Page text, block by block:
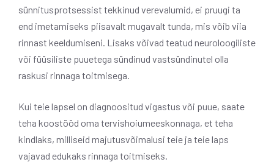
sünnitusprotsessist tekkinud verevalumid, ei pruugi ta
end imetamiseks piisavalt mugavalt tunda, mis võib viia
rinnast keeldumiseni. Lisaks võivad teatud neuroloogiliste
või füüsiliste puuetega sündinud vastsündinutel olla
raskusi rinnaga toitmisega.
Kui teie lapsel on diagnoositud vigastus või puue, saate
teha koostööd oma tervishoiumeeskonnaga, et teha
kindlaks, milliseid majutusvõimalusi teie ja teie laps
vajavad edukaks rinnaga toitmiseks.